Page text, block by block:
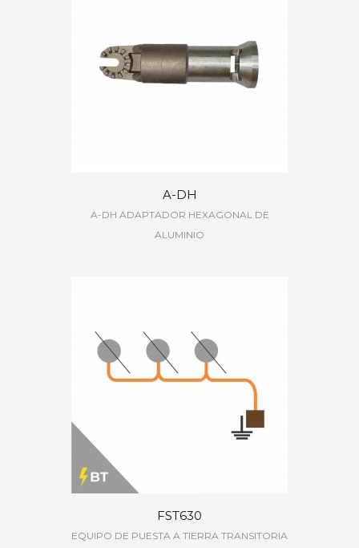
A-DH
A-DH ADAPTADOR HEXAGONAL DE
ALUMINIO
FST630
EQUIPO DE PUESTA A TIERRA TRANSITORIA